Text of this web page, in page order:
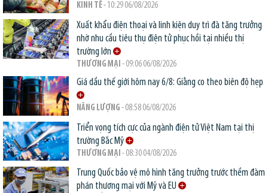
KINH TẾ- 10:29 06/08/2026
Xuất khẩu điện thoại và linh kiện duy trì đà tăng trưởng
nhờ nhu cầu tiêu thụ điện tử phục hồi tại nhiều thị
trường lớn
THƯƠNG MẠI - 09:06 06/08/2026
Giá dầu thế giới hôm nay 6/8: Giằng co theo biên độ hẹp
NĂNG LƯỢNG - 08:58 06/08/2026
Triển vọng tích cực của ngành điện tử Việt Nam tại thị
trường Bắc Mỹ
THƯƠNG MẠI - 08:30 04/08/2026
Trung Quốc bảo vệ mô hình tăng trưởng trước thềm đàm
phán thương mại với Mỹ và EU